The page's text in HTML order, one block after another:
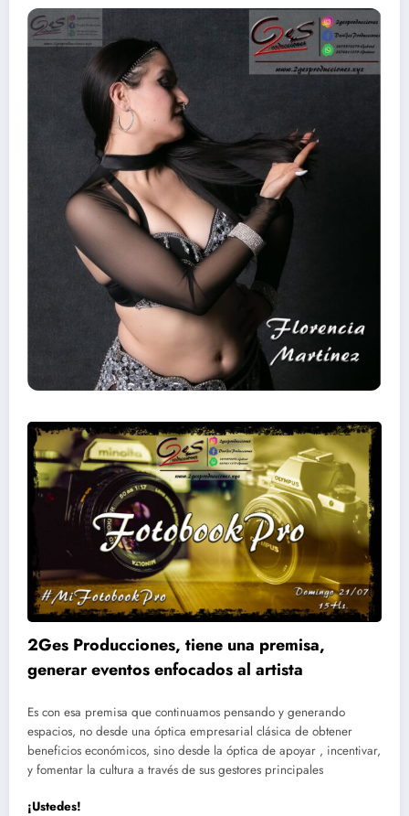
2Ges Producciones, tiene una premisa,
generar eventos enfocados al artista
Es con esa premisa que continuamos pensando y generando
espacios, no desde una óptica empresarial clásica de obtener
beneficios económicos, sino desde la óptica de apoyar , incentivar,
y fomentar la cultura a través de sus gestores principales
¡Ustedes!